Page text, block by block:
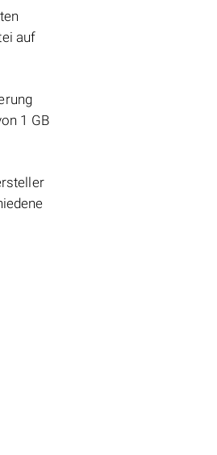
auf
1 GB